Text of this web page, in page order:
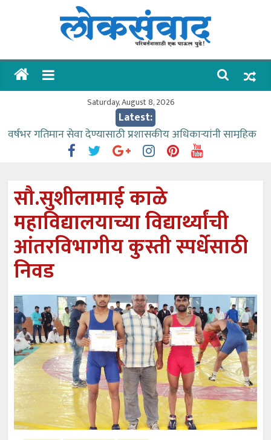
लोकसंवाद
ताज्या
Saturday, August 8, 2026
Latest:
वर्षभर गतिमान सेवा देण्यासाठी प्रशासकीय अधिकाऱ्यांनी सामुहिक
प्रयत्न करावे – आमदार काळे
काळे
आत्मामालिक गुरूकूलाचे २२८ विद्यार्थी शिष्यवृत्तीस पात्र
ईच्छा आणि मेहनतीच्या बळावर यश मिळवता येते – शिवप्रसाद
पंडोरे
आमदार आशुतोष काळे यांचा वाढदिवस विविध सामाजिक
उपक्रमांनी साजरा
सौ.सुशीलामाई काळे
महाविद्यालयाच्या विद्यार्थ्यांची
आंतरविभागीय कुस्ती स्पर्धेसाठी
निवड